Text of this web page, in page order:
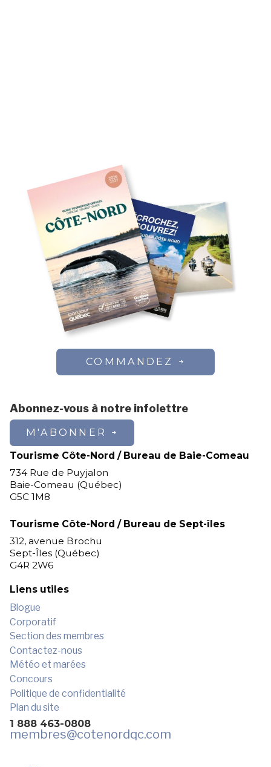
COMMANDEZ
Abonnez-vous à notre infolettre
M'ABONNER
Tourisme Côte-Nord / Bureau de Baie-Comeau
734 Rue de Puyjalon
Baie-Comeau (Québec)
G5C 1M8
Tourisme Côte-Nord / Bureau de Sept-îles
312, avenue Brochu
Sept-Îles (Québec)
G4R 2W6
Liens utiles
Blogue
Corporatif
Section des membres
Contactez-nous
Météo et marées
Concours
Politique de confidentialité
Plan du site
1 888 463-0808
membres@cotenordqc.com